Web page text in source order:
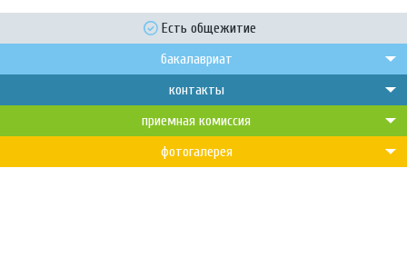
Есть общежитие
бакалавриат
контакты
приемная комиссия
фотогалерея